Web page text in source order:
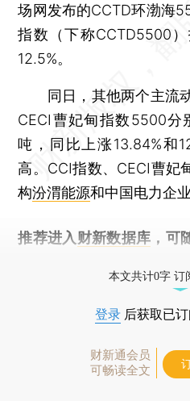
场网发布的CCTD环渤海
指数（下称CCTD5500
12.5%。
同日，其他两个主流动
CECI曹妃甸指数5500
吨，同比上涨13.84%和
高。CCI指数、CECI曹妃
构汾渭能源和中国电力企
推荐进入 财新数据库 ，可
本文共计0字 订
登录 后获取已
财新通会员
可畅读全文